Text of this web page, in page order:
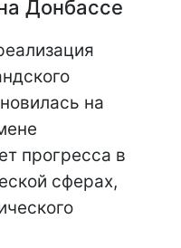
Донбассе
на
прогресса в
сферах,